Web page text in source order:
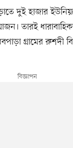
দুই হাজার
তারই
গ্রামের রুশদী